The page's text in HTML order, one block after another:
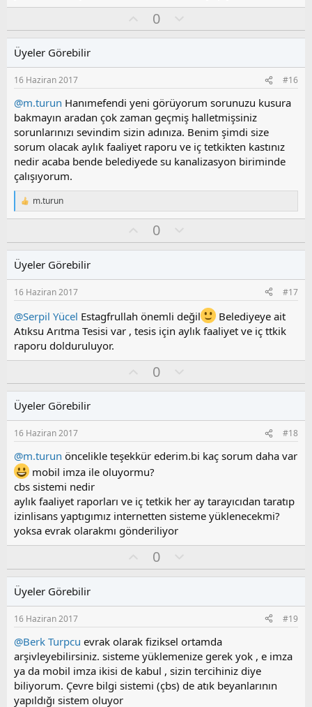
y
0
l
s
u
z
o
y
l
a
Üyeler Görebilir
16 Haziran 2017 #16
@m.turun Hanımefendi yeni görüyorum sorunuzu kusura
bakmayın aradan çok zaman geçmiş halletmişsiniz
sorunlarınızı sevindim sizin adınıza. Benim şimdi size
sorum olacak aylık faaliyet raporu ve iç tetkikten kastınız
nedir acaba bende belediyede su kanalizasyon biriminde
çalışıyorum.
T
e
i
l
e
r
:
m.turun
y
0
l
s
u
z
o
y
Üyeler Görebilir
16 Haziran 2017 #17
@Serpil Yücel Estagfrullah önemli değil
Belediyeye ait
Atıksu Arıtma Tesisi var , tesis için aylık faaliyet ve iç ttkik
raporu dolduruluyor.
y
0
l
s
u
z
l
a
Üyeler Görebilir
16 Haziran 2017 #18
@m.turun öncelikle teşekkür ederim.bi kaç sorum daha var
mobil imza ile oluyormu?
cbs sistemi nedir
aylık faaliyet raporları ve iç tetkik her ay tarayıcıdan taratıp
izinlisans yaptıgımız internetten sisteme yüklenecekmi?
yoksa evrak olarakmı gönderiliyor
y
0
l
s
u
z
o
y
l
a
Üyeler Görebilir
16 Haziran 2017 #19
@Berk Turpcu evrak olarak fiziksel ortamda
arşivleyebilirsiniz. sisteme yüklemenize gerek yok , e imza
ya da mobil imza ikisi de kabul , sizin tercihiniz diye
biliyorum. Çevre bilgi sistemi (çbs) de atık beyanlarının
yapıldığı sistem oluyor